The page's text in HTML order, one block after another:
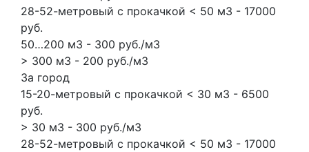
28-52-метровый с прокачкой < 50 м3 - 17000
руб.
50…200 м3 - 300 руб./м3
> 300 м3 - 200 руб./м3
За город
15-20-метровый с прокачкой < 30 м3 - 6500
руб.
> 30 м3 - 300 руб./м3
28-52-метровый с прокачкой < 50 м3 - 17000